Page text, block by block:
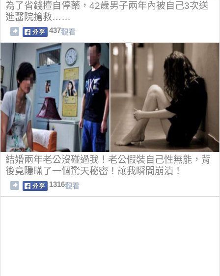
為了省錢擅自停藥，42歲男子兩年內被自己3次送
進醫院搶救……
437觀看
結婚兩年老公沒碰過我！老公假裝自己性無能，背
後竟隱瞞了一個驚天秘密！讓我瞬間崩潰！
1316觀看